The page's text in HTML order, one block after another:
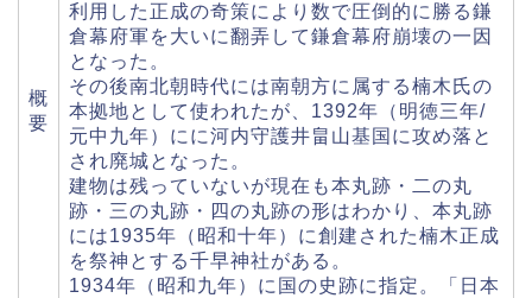
概
要
利用した正成の奇策により数で圧倒的に勝る鎌
倉幕府軍を大いに翻弄して鎌倉幕府崩壊の一因
となった。
その後南北朝時代には南朝方に属する楠木氏の
本拠地として使われたが、1392年（明徳三年/
元中九年）にに河内守護井畠山基国に攻め落と
され廃城となった。
建物は残っていないが現在も本丸跡・二の丸
跡・三の丸跡・四の丸跡の形はわかり、本丸跡
には1935年（昭和十年）に創建された楠木正成
を祭神とする千早神社がある。
1934年（昭和九年）に国の史跡に指定。「日本